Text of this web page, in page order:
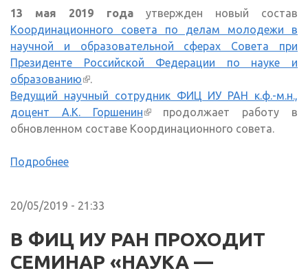
13 мая 2019 годаутвержден новый состав
Координационного совета по делам молодежи в
научной и образовательной сферах Совета при
Президенте Российской Федерации по науке и
образованию(внешняя ссылка)
.
Ведущий научный сотрудник ФИЦ ИУ РАН к.ф.-м.н.,
доцент А.К. Горшенин(внешняя ссылка)
продолжает работу в
обновленном составе Координационного совета.
Подробнее
20/05/2019 - 21:33
В ФИЦ ИУ РАН ПРОХОДИТ
СЕМИНАР «НАУКА —